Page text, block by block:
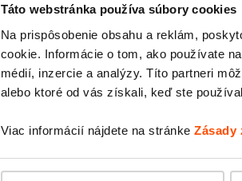
Táto webstránka používa súbory cookies
Na prispôsobenie obsahu a reklám,
cookie. Informácie o tom, ako používate
médií, inzercie a analýzy. Títo partneri
alebo ktoré od vás získali, keď ste
Viac informácií nájdete na stránke Zásady
Kompozitný panel